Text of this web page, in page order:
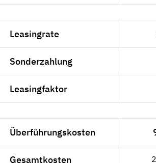
Leasingrate
Sonderzahlung
Leasingfaktor
Überführungskosten
Gesamtkosten